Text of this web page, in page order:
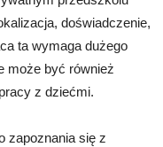
doświadczenie,
ta wymaga dużego
może być również
z dziećmi.
zapoznania się z